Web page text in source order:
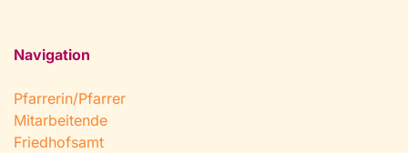
Navigation
Pfarrerin/Pfarrer
Mitarbeitende
Friedhofsamt